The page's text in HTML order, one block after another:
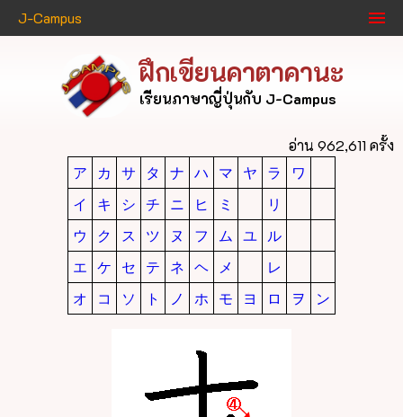
J-Campus
ฝึกเขียนคาตาคานะ
เรียนภาษาญี่ปุ่นกับ J-Campus
อ่าน 962,611 ครั้ง
ア
カ サ タ ナ ハ マ ヤ ラ
ワ
イ
キ シ チ ニ ヒ ミ
リ
ウ
ク ス ツ ヌ フ ム ユ
ル
エ ケ セ テ ネ ヘ メ
レ
オ
コ ソ ト ノ ホ モ ヨ ロ ヲ ン